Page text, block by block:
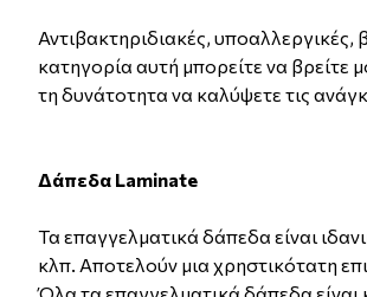
Αντιβακτηριδιακές,
κατηγορία αυτή μπορείτε να
τη δυνάτοτητα να καλύψετε τις
Δάπεδα Laminate
Τα επαγγελματικά δάπεδα είναι
κλπ. Αποτελούν μια χρηστικότατη